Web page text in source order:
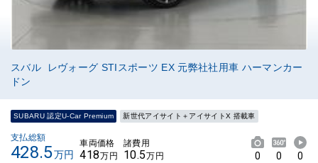
スバル レヴォーグ STIスポーツ EX 元弊社社用車 ハーマンカー
ドン
SUBARU 認定U-Car Premium 新世代アイサイト＋アイサイトX 搭載車
支払総額
428.5万円
車両価格
418万円
諸費用
10.5万円 0 0 0